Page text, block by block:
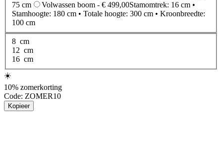
75 cm
Volwassen boom - € 499,00Stamomtrek: 16 cm •
Stamhoogte: 180 cm • Totale hoogte: 300 cm • Kroonbreedte:
100 cm
8 cm
12 cm
16 cm
☀️
10% zomerkorting
Code: ZOMER10
Kopieer